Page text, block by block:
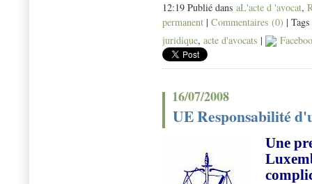
12:19 Publié dans aL'acte d 'avocat,
permanent | Commentaires (0) |
juridique, acte d'avocats |
16/07/2008
UE Responsabilité
Une